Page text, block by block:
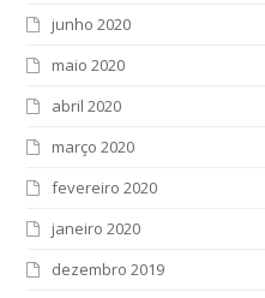
junho 2020
maio 2020
abril 2020
março 2020
fevereiro 2020
janeiro 2020
dezembro 2019